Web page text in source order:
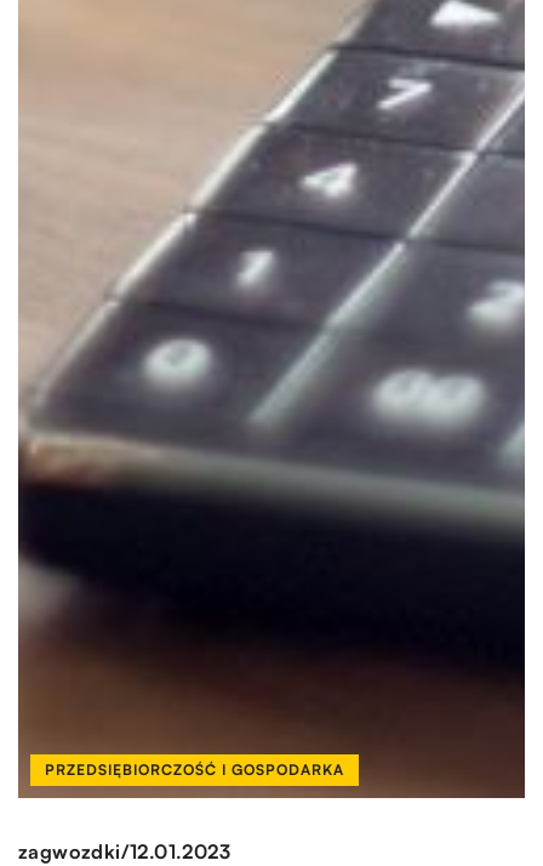
PRZEDSIĘBIORCZOŚĆ I GOSPODARKA
zagwozdki/12.01.2023